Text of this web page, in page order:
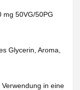
mg 50VG/50PG
Glycerin, Aroma,
in eine